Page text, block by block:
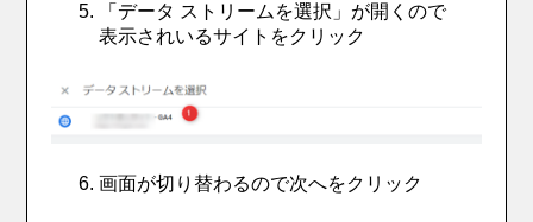
「データ ストリームを選択」が開くので
表示されいるサイトをクリック
画面が切り替わるので次へをクリック